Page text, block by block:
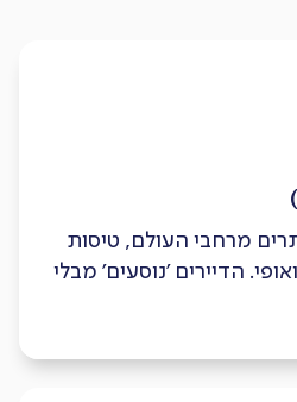
מרחבי העולם, טיסות
הדיירים 'נוסעים' מבלי